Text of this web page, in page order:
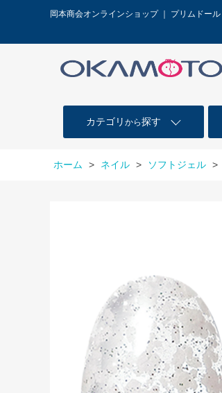
岡本商会オンラインショップ ｜ プリムドー
カテゴリ から探す
ホーム > ネイル > ソフトジェル >